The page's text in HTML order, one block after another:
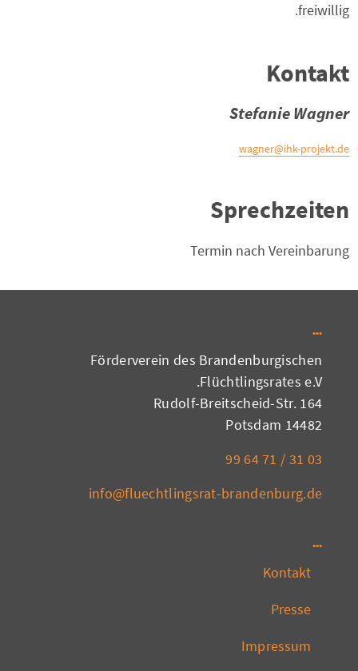
freiwillig.
Kontakt
Stefanie Wagner
wagner@ihk-projekt.de
Sprechzeiten
Termin nach Vereinbarung
Förderverein des Brandenburgischen
Flüchtlingsrates e.V.
Rudolf-Breitscheid-Str. 164
14482 Potsdam
03 31 / 71 64 99
info@fluechtlingsrat-brandenburg.de
Kontakt
Presse
Impressum